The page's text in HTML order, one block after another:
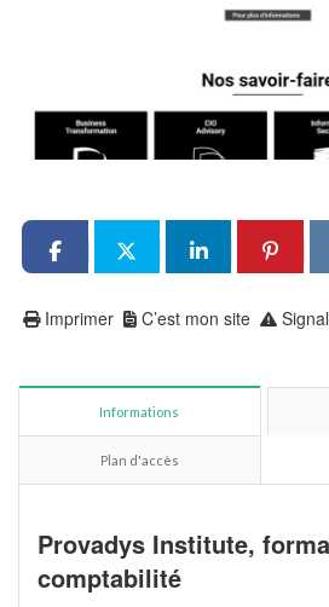
C’est mon site
Imprimer
Informations
Plan d'accès
Provadys Institute,
comptabilité